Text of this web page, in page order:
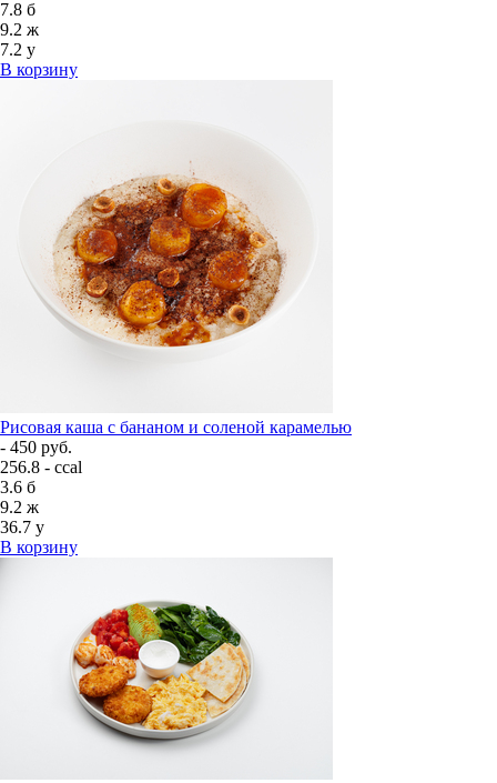
7.8 б
9.2 ж
7.2 у
В корзину
Рисовая каша с бананом и соленой карамелью
- 450 руб.
256.8 - ccal
3.6 б
9.2 ж
36.7 у
В корзину